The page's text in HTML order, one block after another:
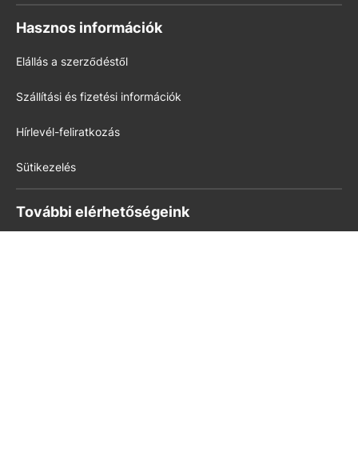
Hasznos információk
Elállás a szerződéstől
Szállítási és fizetési információk
Hírlevél-feliratkozás
Sütikezelés
További elérhetőségeink